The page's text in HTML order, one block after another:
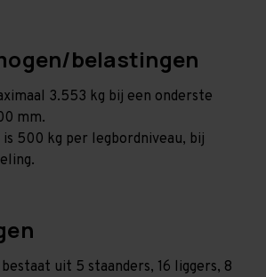
belastingen
3.553 kg bij een onderste
mm.
is 500 kg per legbordniveau, bij
uit 5 staanders, 16 liggers, 8